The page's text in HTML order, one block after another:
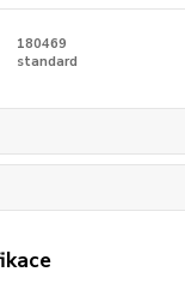
180469
standard